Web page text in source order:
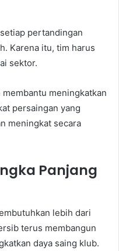
pertandingan
Karena itu, tim harus
sektor.
meningkatkan
persaingan yang
meningkat secara
Panjang
lebih dari
terus membangun
daya saing klub.